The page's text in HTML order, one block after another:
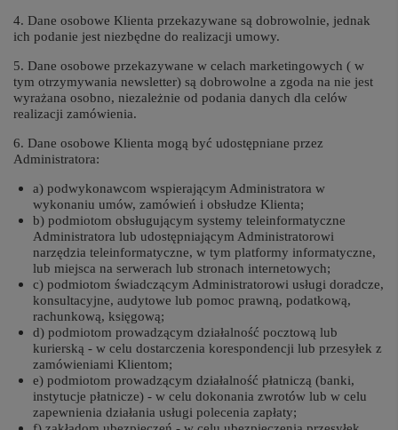
4. Dane osobowe Klienta przekazywane są dobrowolnie, jednak
ich podanie jest niezbędne do realizacji umowy.
5. Dane osobowe przekazywane w celach marketingowych ( w
tym otrzymywania newsletter) są dobrowolne a zgoda na nie jest
wyrażana osobno, niezależnie od podania danych dla celów
realizacji zamówienia.
6. Dane osobowe Klienta mogą być udostępniane przez
Administratora:
a) podwykonawcom wspierającym Administratora w
wykonaniu umów, zamówień i obsłudze Klienta;
b) podmiotom obsługującym systemy teleinformatyczne
Administratora lub udostępniającym Administratorowi
narzędzia teleinformatyczne, w tym platformy informatyczne,
lub miejsca na serwerach lub stronach internetowych;
c) podmiotom świadczącym Administratorowi usługi doradcze,
konsultacyjne, audytowe lub pomoc prawną, podatkową,
rachunkową, księgową;
d) podmiotom prowadzącym działalność pocztową lub
kurierską - w celu dostarczenia korespondencji lub przesyłek z
zamówieniami Klientom;
e) podmiotom prowadzącym działalność płatniczą (banki,
instytucje płatnicze) - w celu dokonania zwrotów lub w celu
zapewnienia działania usługi polecenia zapłaty;